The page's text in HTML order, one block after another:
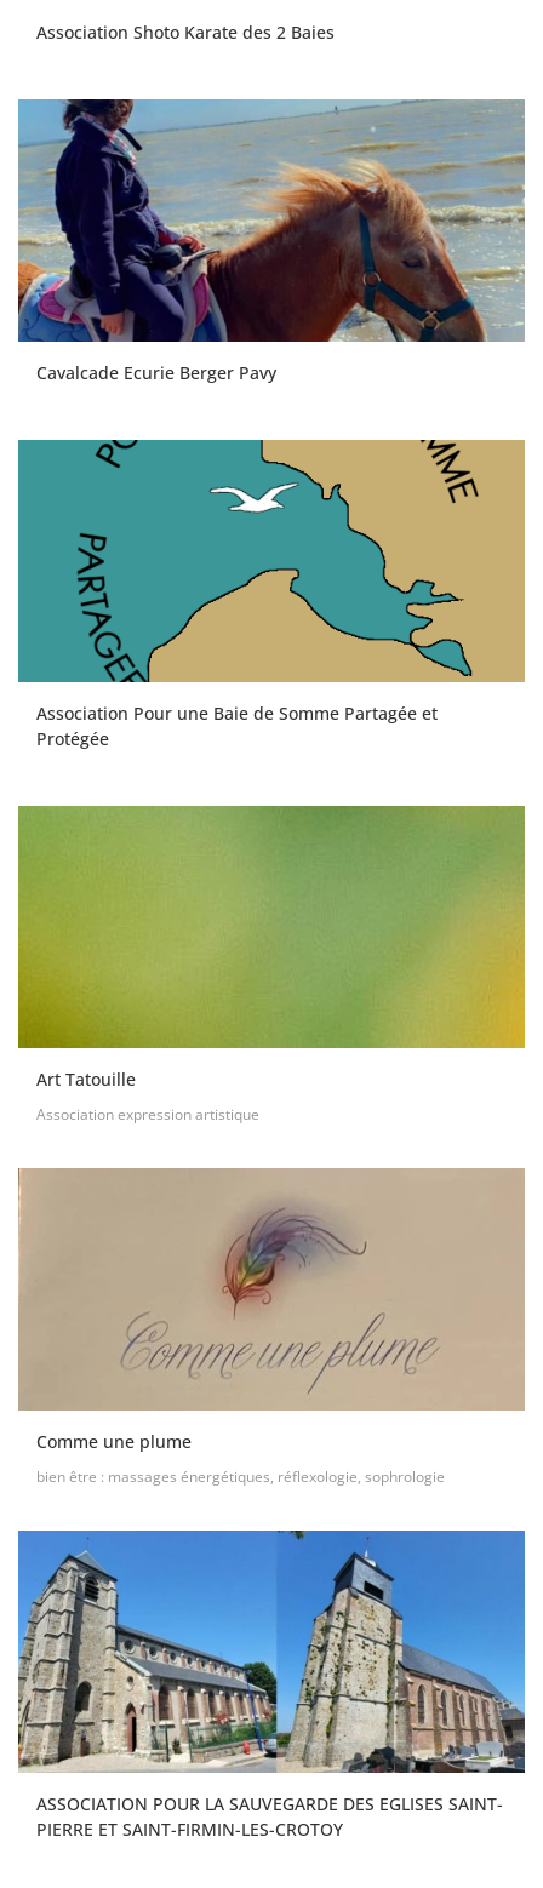
Association Shoto Karate des 2 Baies
Cavalcade Ecurie Berger Pavy
Association Pour une Baie de Somme Partagée et
Protégée
Art Tatouille
Association expression artistique
Comme une plume
bien être : massages énergétiques, réflexologie, sophrologie
ASSOCIATION POUR LA SAUVEGARDE DES EGLISES SAINT-
PIERRE ET SAINT-FIRMIN-LES-CROTOY